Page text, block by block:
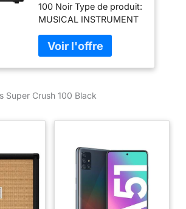
100 Noir Type de produit:
MUSICAL INSTRUMENT
Orange
Super Crush 100 Black